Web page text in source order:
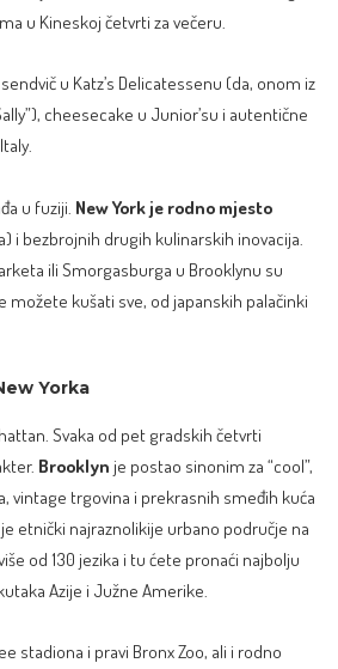
u Kineskoj četvrti za večeru.
u Katz’s Delicatessenu (da, onom iz
cheesecake u Junior’su i autentične
u fuziji. New York je rodno mjesto
i bezbrojnih drugih kulinarskih inovacija.
ili Smorgasburga u Brooklynu su
možete kušati sve, od japanskih palačinki
Yorka
Svaka od pet gradskih četvrti
Brooklyn je postao sinonim za “cool”,
vintage trgovina i prekrasnih smeđih kuća
je etnički najraznolikije urbano područje na
od 130 jezika i tu ćete pronaći najbolju
Azije i Južne Amerike.
stadiona i pravi Bronx Zoo, ali i rodno